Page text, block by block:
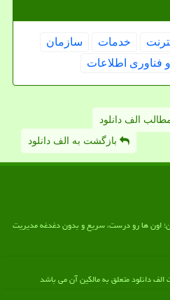
خدمات
سازمان
و فناوری اطلاعات
الف دانلود
بازگشت به الف دانلود
اون ها رو درست، سریع و بدون دغدغه مدیریت